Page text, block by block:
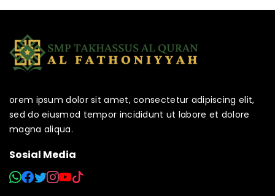
orem ipsum dolor sit amet, consectetur adipiscing elit,
sed do eiusmod tempor incididunt ut labore et dolore
magna aliqua.
Sosial Media